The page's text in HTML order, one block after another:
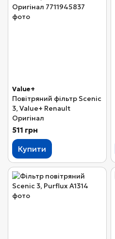
Value+
Повітряний фільтр Scenic
3, Value+ Renault
Оригінал
511 грн
Купити